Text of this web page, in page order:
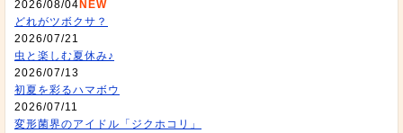
2026/08/04NEW
どれがツボクサ？
2026/07/21
虫と楽しむ夏休み♪
2026/07/13
初夏を彩るハマボウ
2026/07/11
変形菌界のアイドル「ジクホコリ」